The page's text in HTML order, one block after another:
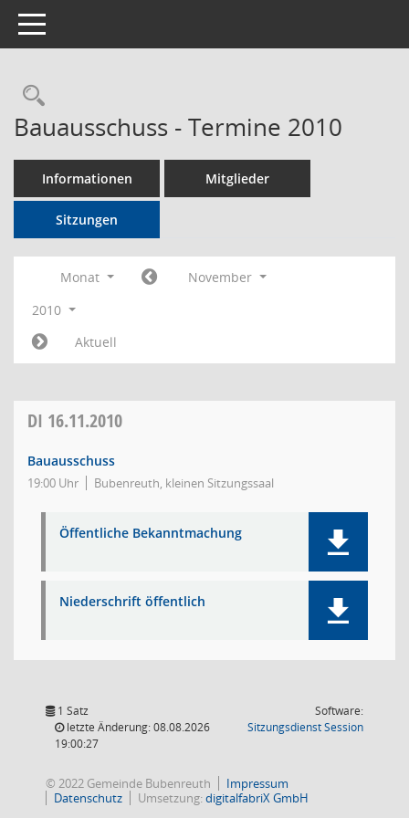
Toggle navigation
Rechercheauswahl
Bauausschuss - Termine 2010
Informationen Mitglieder
Sitzungen
Monat
November
2010
Aktuell
DI 16.11.2010
Bauausschuss
19:00 Uhr Bubenreuth, kleinen Sitzungssaal
Öffentliche Bekanntmachung
Niederschrift öffentlich
1 Satz
letzte Änderung: 08.08.2026
19:00:27
Software:
SitzungsdienstSession(Wird in
© 2022 Gemeinde Bubenreuth
Impressum
Datenschutz
Umsetzung:digitalfabriX GmbH